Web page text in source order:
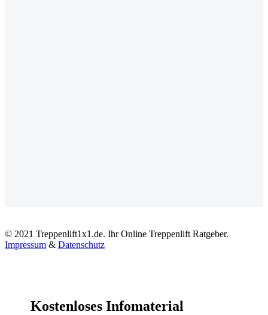
© 2021 Treppenlift1x1.de. Ihr Online Treppenlift Ratgeber.
Impressum & Datenschutz
Kostenloses Infomaterial